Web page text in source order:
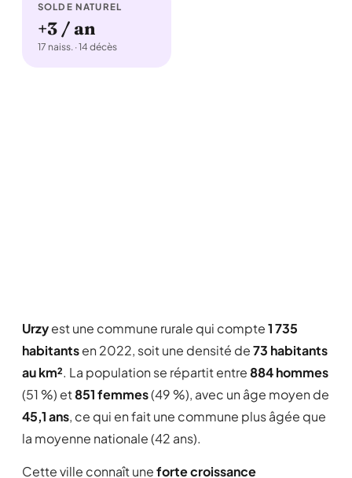
SOLDE NATUREL
+3 / an
17 naiss. · 14 décès
Urzyest une commune rurale qui compte1 735
habitantsen 2022, soit une densité de73 habitants
au km². La population se répartit entre884 hommes
(51 %) et851 femmes(49 %), avec un âge moyen de
45,1 ans, ce qui en fait une commune plus âgée que
la moyenne nationale (42 ans).
Cette ville connaît uneforte croissance